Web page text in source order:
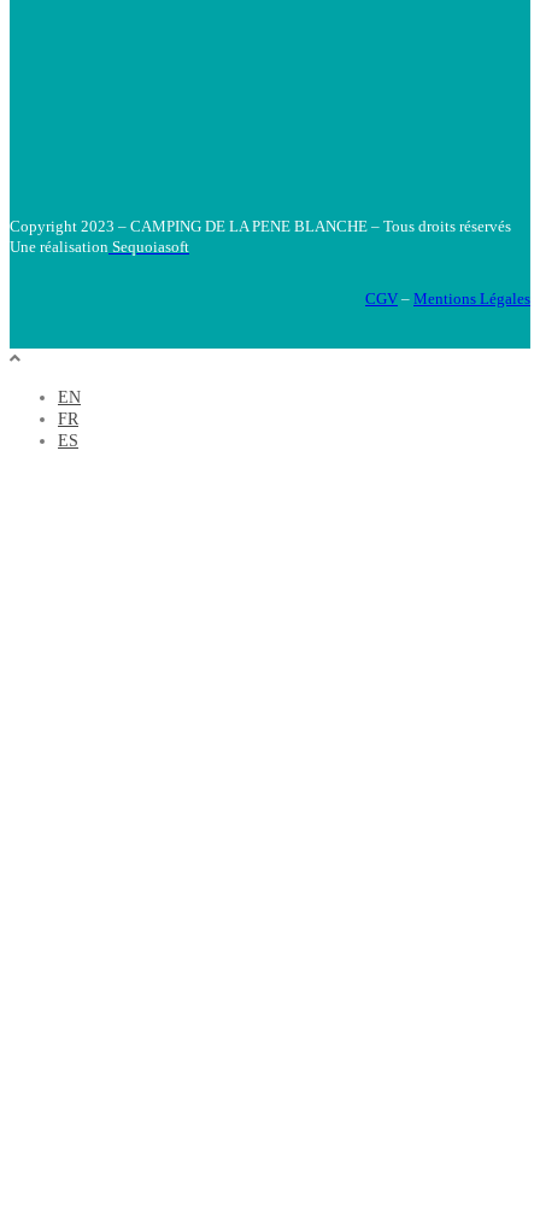
Copyright 2023 – CAMPING DE LA PENE BLANCHE – Tous droits réservés
Une réalisation Sequoiasoft
CGV – Mentions Légales
EN
FR
ES